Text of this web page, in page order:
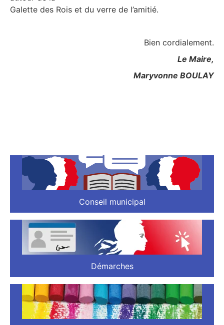
Galette des Rois et du verre de l’amitié.
Bien cordialement.
Le Maire,
Maryvonne BOULAY
Conseil municipal
Démarches